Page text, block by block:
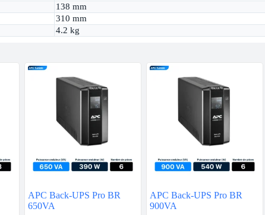
138 mm
310 mm
4.2 kg
APC Back-UPS Pro BR
650VA
APC Back-UPS Pro BR
900VA